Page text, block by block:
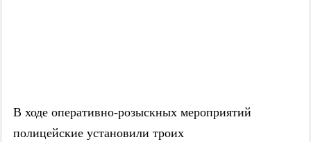
В ходе оперативно-розыскных мероприятий
полицейские установили троих